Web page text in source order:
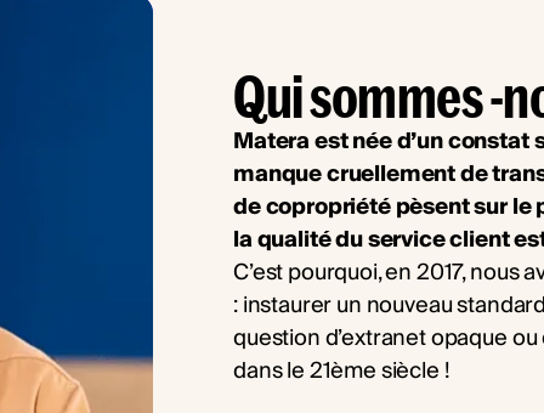
Qui sommes -
Matera est née d’un
manque cruellement de
de copropriété pèsent sur le
la qualité du service client
C’est pourquoi, en 2017, nous
: instaurer un nouveau
question d’extranet opaque
dans le 21ème siècle !